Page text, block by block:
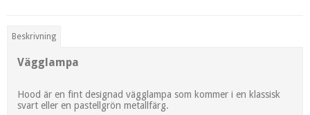
Beskrivning
Vägglampa
Hood är en fint designad vägglampa som kommer i en klassisk
svart eller en pastellgrön metallfärg.